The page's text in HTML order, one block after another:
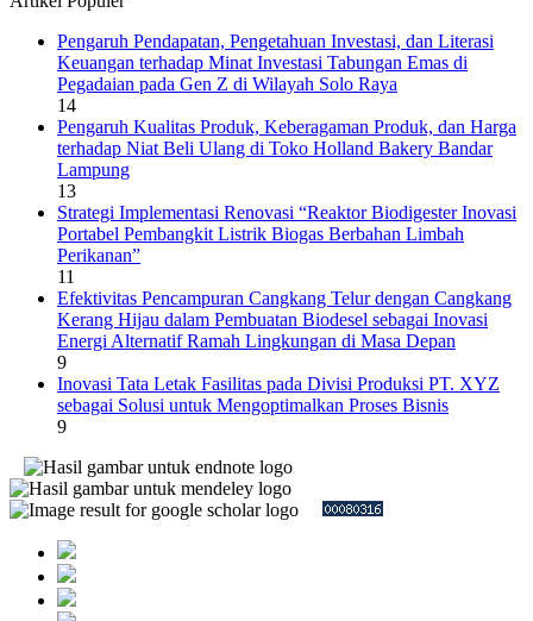
Pengaruh Pendapatan, Pengetahuan Investasi, dan Literasi
Keuangan terhadap Minat Investasi Tabungan Emas di
Pegadaian pada Gen Z di Wilayah Solo Raya
14
Pengaruh Kualitas Produk, Keberagaman Produk, dan Harga
terhadap Niat Beli Ulang di Toko Holland Bakery Bandar
Lampung
13
Strategi Implementasi Renovasi “Reaktor Biodigester Inovasi
Portabel Pembangkit Listrik Biogas Berbahan Limbah
Perikanan”
11
Efektivitas Pencampuran Cangkang Telur dengan Cangkang
Kerang Hijau dalam Pembuatan Biodesel sebagai Inovasi
Energi Alternatif Ramah Lingkungan di Masa Depan
9
Inovasi Tata Letak Fasilitas pada Divisi Produksi PT. XYZ
sebagai Solusi untuk Mengoptimalkan Proses Bisnis
9